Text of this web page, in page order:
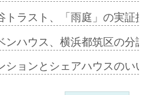
トラスト、「雨庭」の実
ンハウス、横浜都筑区の
ションとシェアハウスの